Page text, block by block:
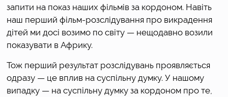
запити на показ наших фільмів за кордоном. Навіть
наш перший фільм-розслідування про викрадення
дітей ми досі возимо по світу — нещодавно возили
показувати в Африку.
Тож перший результат розслідувань проявляється
одразу — це вплив на суспільну думку. У нашому
випадку — на суспільну думку за кордоном про те,